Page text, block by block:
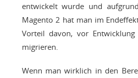
entwickelt wurde und
Magento 2 hat man im
Vorteil davon, vor
migrieren.
Wenn man wirklich in den